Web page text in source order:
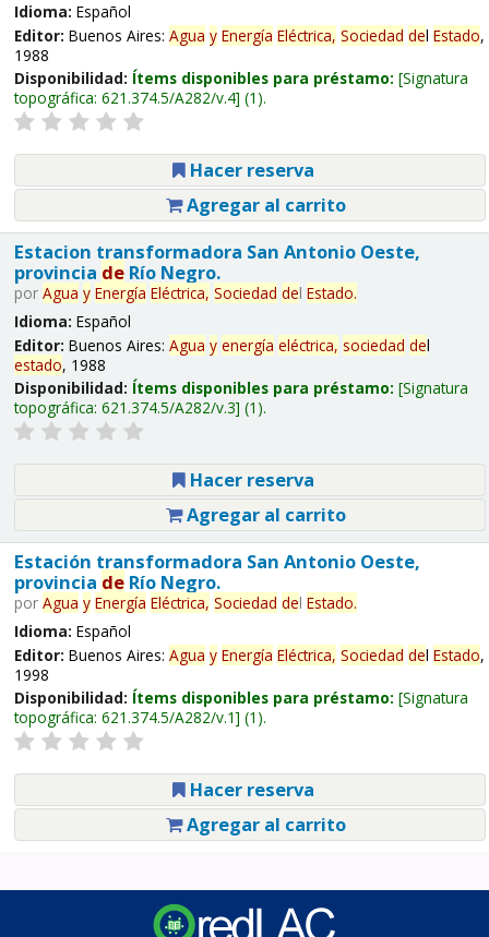
Idioma: Español
Editor: Buenos Aires: Agua y Energía Eléctrica, Sociedad del Estado,
1988
Disponibilidad: Ítems disponibles para préstamo: Signatura
topográfica: 621.374.5/A282/v.4 (1).
Hacer reserva
Agregar al carrito
Estacion transformadora San Antonio Oeste,
provincia deRío Negro.
por Agua y Energía Eléctrica, Sociedad del Estado.
Idioma: Español
Editor: Buenos Aires: Agua y energía eléctrica, sociedad del
estado, 1988
Disponibilidad: Ítems disponibles para préstamo: Signatura
topográfica: 621.374.5/A282/v.3 (1).
Hacer reserva
Agregar al carrito
Estación transformadora San Antonio Oeste,
provincia deRío Negro.
por Agua y Energía Eléctrica, Sociedad del Estado.
Idioma: Español
Editor: Buenos Aires: Agua y Energía Eléctrica, Sociedad del Estado,
1998
Disponibilidad: Ítems disponibles para préstamo: Signatura
topográfica: 621.374.5/A282/v.1 (1).
Hacer reserva
Agregar al carrito